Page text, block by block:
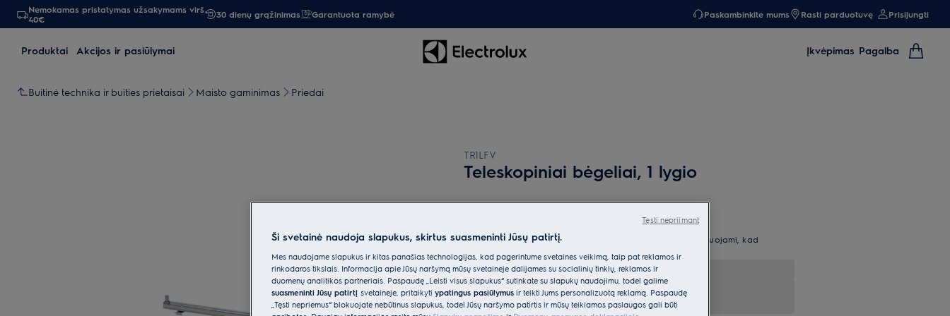
Nemokamas pristatymas užsakymams virš
40€
30 dienų grąžinimas Garantuota ramybė Paskambinkite mums Rasti parduotuvę Prisijungti
Produktai Akcijos ir pasiūlymai Įkvėpimas Pagalba
Buitinė technika ir buities prietaisai Maisto gaminimas Priedai
TR1LFV
Teleskopiniai bėgeliai, 1 lygio
Mūsų teleskopiniai bėgeliai yra iki galo ištraukiami ir užfiksuojami, kad
Ši svetainė naudoja slapukus, skirtus suasmeninti Jūsų patirtį.
Mes naudojame slapukus ir kitas panašias technologijas, kad pagerintume svetainės veikimą, taip pat reklamos ir
rinkodaros tikslais. Informacija apie Jūsų naršymą mūsų svetainėje dalijamės su socialinių tinklų, reklamos ir
duomenų analitikos partneriais. Paspaudę „Leisti visus slapukus“ sutinkate su slapukų naudojimu, todėl galime
suasmeninti Jūsų patirtį svetainėje, pritaikyti ypatingus pasiūlymus ir teikti Jums personalizuotą reklamą. Paspaudę
„Tęsti nepriėmus“ blokuojate nebūtinus slapukus, todėl Jūsų naršymo patirtis ir mūsų teikiamos paslaugos gali būti
Tęsti nepriimant